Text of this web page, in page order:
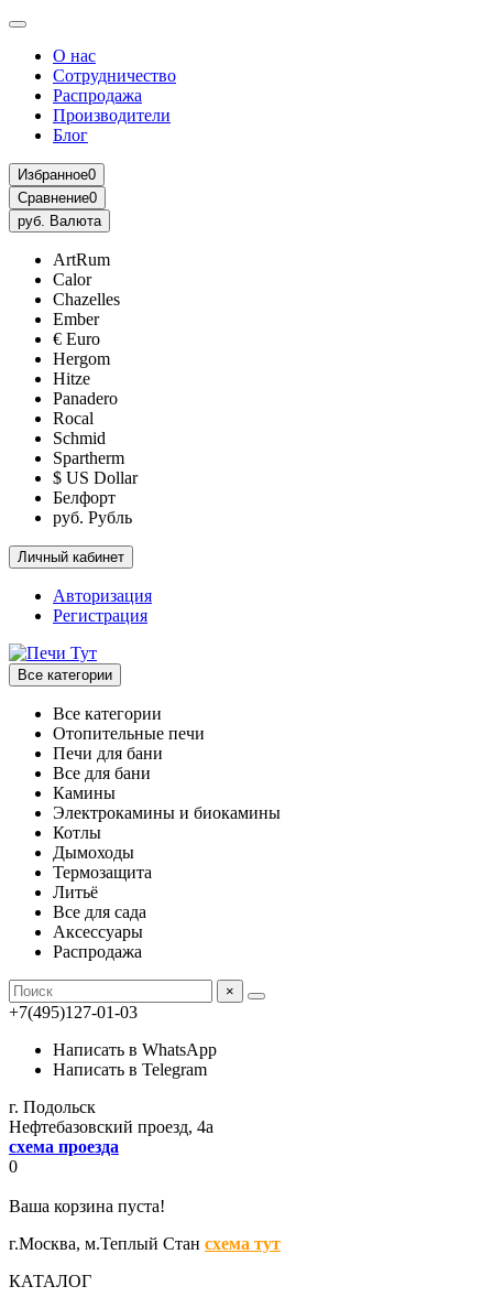
О нас
Сотрудничество
Распродажа
Производители
Блог
Избранное0
Сравнение0
руб. Валюта
ArtRum
Calor
Chazelles
Ember
€ Euro
Hergom
Hitze
Panadero
Rocal
Schmid
Spartherm
$ US Dollar
Белфорт
руб. Рубль
Личный кабинет
Авторизация
Регистрация
Все категории
Все категории
Отопительные печи
Печи для бани
Все для бани
Камины
Электрокамины и биокамины
Котлы
Дымоходы
Термозащита
Литьё
Все для сада
Аксессуары
Распродажа
×
+7(495)127-01-03
Написать в WhatsApp
Написать в Telegram
г. Подольск
Нефтебазовский проезд, 4а
схема проезда
0
Ваша корзина пуста!
г.Москва, м.Теплый Стан схема тут
КАТАЛОГ